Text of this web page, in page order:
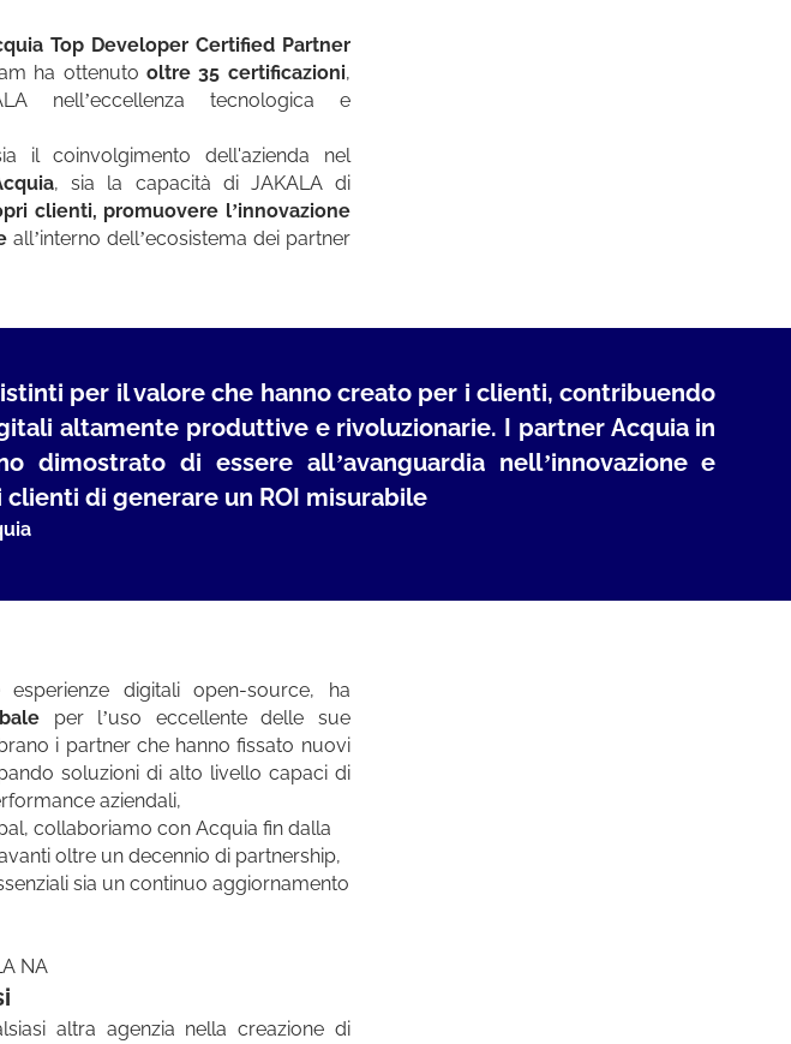
Top Developer Certified Partner
ha ottenutooltre 35 certificazioni,
nell’eccellenza tecnologica e
il coinvolgimento dell'azienda nel
, sia la capacità di JAKALA di
clienti, promuovere l’innovazione
all’interno dell’ecosistema dei partner
per il valore che hanno creato per i clienti, contribuendo
altamente produttive e rivoluzionarie. I partner Acquia in
dimostrato di essere all’avanguardia nell’innovazione e
di generare un ROI misurabile
digitali open-source, ha
per l’uso eccellente delle sue
i partner che hanno fissato nuovi
soluzioni di alto livello capaci di
aziendali,
collaboriamo con Acquia fin dalla
oltre un decennio di partnership,
sia un continuo aggiornamento
NA
altra agenzia nella creazione di